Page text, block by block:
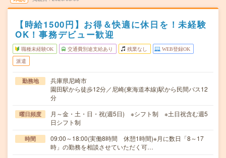
【時給1500円】お得＆快適に休日を！未経験
OK！事務デビュー歓迎
職種未経験OK 交通費別途支給あり 残業なし WEB登録OK
派遣
勤務地
兵庫県尼崎市
園田駅から徒歩12分／尼崎(東海道本線)駅から民間バス12
分
曜日頻度
月～金・土・日・祝(週5日) ※シフト制 ※土日祝含む週5
日シフト制
時間
09:00～18:00(実働8時間 休憩1時間)※月に数日「8～17
時」の勤務を相談させていただく可…